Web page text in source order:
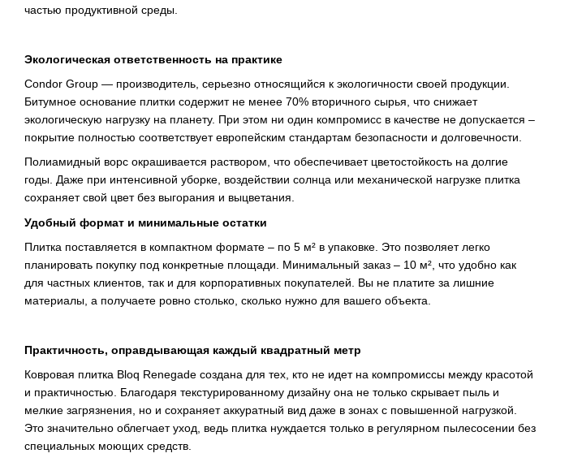
частью продуктивной среды.
Экологическая ответственность на практике
Condor Group — производитель, серьезно относящийся к экологичности своей продукции.
Битумное основание плитки содержит не менее 70% вторичного сырья, что снижает
экологическую нагрузку на планету. При этом ни один компромисс в качестве не допускается –
покрытие полностью соответствует европейским стандартам безопасности и долговечности.
Полиамидный ворс окрашивается раствором, что обеспечивает цветостойкость на долгие
годы. Даже при интенсивной уборке, воздействии солнца или механической нагрузке плитка
сохраняет свой цвет без выгорания и выцветания.
Удобный формат и минимальные остатки
Плитка поставляется в компактном формате – по 5 м² в упаковке. Это позволяет легко
планировать покупку под конкретные площади. Минимальный заказ – 10 м², что удобно как
для частных клиентов, так и для корпоративных покупателей. Вы не платите за лишние
материалы, а получаете ровно столько, сколько нужно для вашего объекта.
Практичность, оправдывающая каждый квадратный метр
Ковровая плитка Bloq Renegade создана для тех, кто не идет на компромиссы между красотой
и практичностью. Благодаря текстурированному дизайну она не только скрывает пыль и
мелкие загрязнения, но и сохраняет аккуратный вид даже в зонах с повышенной нагрузкой.
Это значительно облегчает уход, ведь плитка нуждается только в регулярном пылесосении без
специальных моющих средств.